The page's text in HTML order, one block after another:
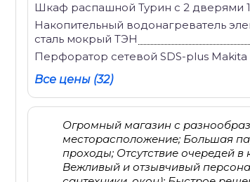
Шкаф распашной Турин с 2 дверями
Накопительный водонагреватель
сталь мокрый ТЭН
Перфоратор сетевой SDS-plus Makita
Все цены (32)
Огромный магазин с
месторасположение; Большая
проходы; Отсутствие очередей
Вежливый и отзывчивый